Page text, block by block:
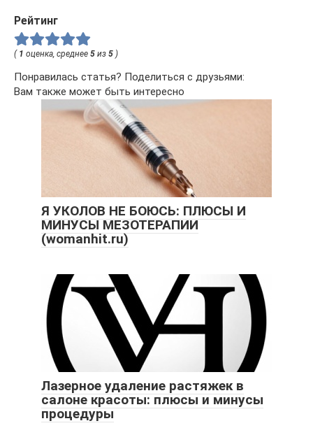
Рейтинг
( 1 оценка, среднее 5 из 5 )
Понравилась статья? Поделиться с друзьями:
Вам также может быть интересно
Я УКОЛОВ НЕ БОЮСЬ: ПЛЮСЫ И
МИНУСЫ МЕЗОТЕРАПИИ
(womanhit.ru)
Лазерное удаление растяжек в
салоне красоты: плюсы и минусы
процедуры